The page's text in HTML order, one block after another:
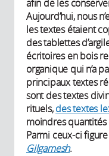
afin de les
Aujourd’hui, nous
les textes étaient
des tablettes
écritoires en bois
organique qui n’a
principaux textes
sont des textes
rituels,des textes
moindres
Parmi ceux-ci
Gilgamesh.